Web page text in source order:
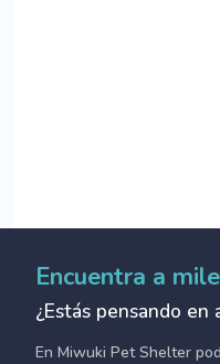
Encuentra a
¿Estás pensando
En Miwuki Pet Shelter